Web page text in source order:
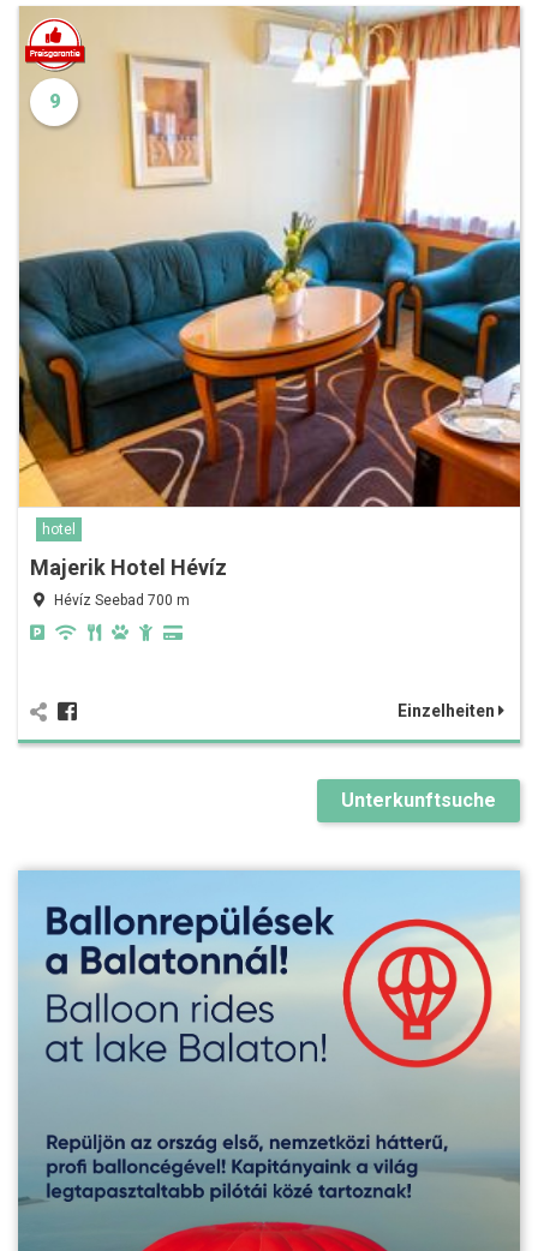
9
hotel
Majerik Hotel Hévíz
Hévíz Seebad 700 m
Einzelheiten
Unterkunftsuche